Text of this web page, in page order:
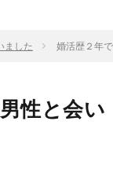
ました 婚活歴２年
性と会い